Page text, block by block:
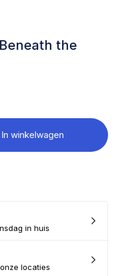
the
In winkelwagen
in huis
locaties